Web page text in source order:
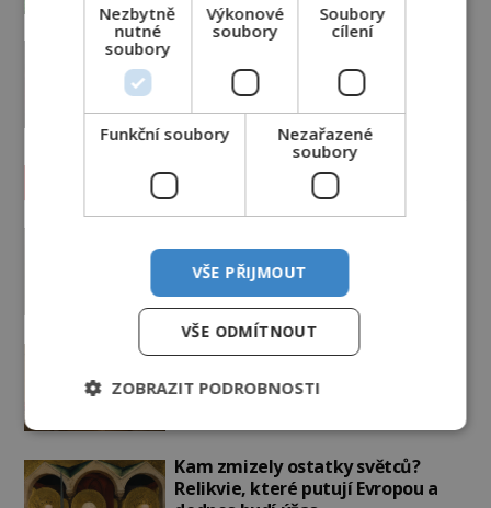
Důkaz mimozemské základny na
dně moře? Rudé skvrny v oceánu,
ze kterých srší blesky!
8.6.2026 3.0TIS
Záhady historie
monstrum s mírumilovnou
povahou
7.8.2026 4.6TIS
Ztracený hrob svatého Mikuláše:
nejslavnější relikvii do Itálie
Kam zmizely ostatky světců?
Relikvie, které putují Evropou a
Nezbytně
nutné
soubory
Výkonové
soubory
Soubory
cílení
Funkční soubory
Nezařazené
soubory
VŠE PŘIJMOUT
VŠE ODMÍTNOUT
ZOBRAZIT PODROBNOSTI